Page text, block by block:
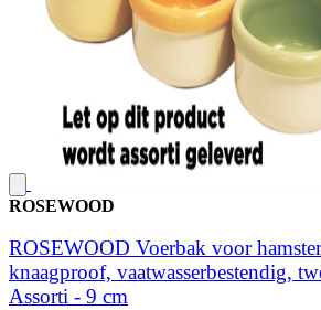
ROSEWOOD
ROSEWOOD Voerbak voor
knaagproof, vaatwasserbestendig,
Assorti - 9 cm